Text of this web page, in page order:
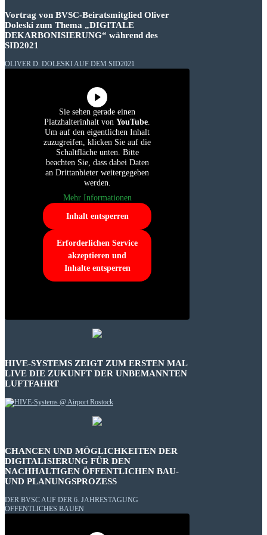
Vortrag von BVSC-Beiratsmitglied Oliver
Doleski zum Thema „DIGITALE
DEKARBONISIERUNG“ während des
SID2021
OLIVER D. DOLESKI AUF DEM SID2021
Sie sehen gerade einen
Platzhalterinhalt von YouTube.
Um auf den eigentlichen Inhalt
zuzugreifen, klicken Sie auf die
Schaltfläche unten. Bitte
beachten Sie, dass dabei Daten
an Drittanbieter weitergegeben
werden.
Mehr Informationen
Inhalt entsperren
Erforderlichen Service
akzeptieren und
Inhalte entsperren
HIVE-SYSTEMS ZEIGT ZUM ERSTEN MAL
LIVE DIE ZUKUNFT DER UNBEMANNTEN
LUFTFAHRT
CHANCEN UND MÖGLICHKEITEN DER
DIGITALISIERUNG FÜR DEN
NACHHALTIGEN ÖFFENTLICHEN BAU-
UND PLANUNGSPROZESS
DER BVSC AUF DER 6. JAHRESTAGUNG
ÖFFENTLICHES BAUEN